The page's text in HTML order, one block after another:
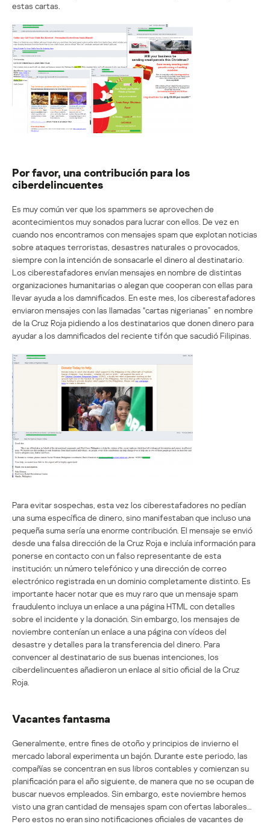
estas cartas.
Por favor, una contribución para los
ciberdelincuentes
Es muy común ver que los spammers se aprovechen de
acontecimientos muy sonados para lucrar con ellos. De vez en
cuando nos encontramos con mensajes spam que explotan noticias
sobre ataques terroristas, desastres naturales o provocados,
siempre con la intención de sonsacarle el dinero al destinatario.
Los ciberestafadores envían mensajes en nombre de distintas
organizaciones humanitarias o alegan que cooperan con ellas para
llevar ayuda a los damnificados. En este mes, los ciberestafadores
enviaron mensajes con las llamadas “cartas nigerianas” en nombre
de la Cruz Roja pidiendo a los destinatarios que donen dinero para
ayudar a los damnificados del reciente tifón que sacudió Filipinas.
Para evitar sospechas, esta vez los ciberestafadores no pedían
una suma específica de dinero, sino manifestaban que incluso una
pequeña suma sería una enorme contribución. El mensaje se envió
desde una falsa dirección de la Cruz Roja e incluía información para
ponerse en contacto con un falso representante de esta
institución: un número telefónico y una dirección de correo
electrónico registrada en un dominio completamente distinto. Es
importante hacer notar que es muy raro que un mensaje spam
fraudulento incluya un enlace a una página HTML con detalles
sobre el incidente y la donación. Sin embargo, los mensajes de
noviembre contenían un enlace a una página con vídeos del
desastre y detalles para la transferencia del dinero. Para
convencer al destinatario de sus buenas intenciones, los
ciberdelincuentes añadieron un enlace al sitio oficial de la Cruz
Roja.
Vacantes fantasma
Generalmente, entre fines de otoño y principios de invierno el
mercado laboral experimenta un bajón. Durante este periodo, las
compañías se concentran en sus libros contables y comienzan su
planificación para el año siguiente, de manera que no se ocupan de
buscar nuevos empleados. Sin embargo, este noviembre hemos
visto una gran cantidad de mensajes spam con ofertas laborales…
Pero estos no eran sino notificaciones oficiales de vacantes de